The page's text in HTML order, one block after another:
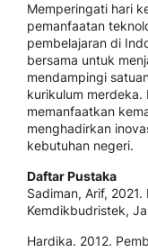
Memperingati hari
pemanfaatan
pembelajaran di
bersama untuk
mendampingi
kurikulum
memanfaatkan
menghadirkan
kebutuhan negeri.
Daftar Pustaka
Sadiman, Arif,
Kemdikbudristek,
Hardika. 2012.